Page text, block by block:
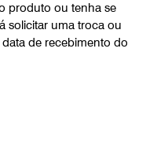
produto ou tenha se
solicitar uma troca ou
de recebimento do